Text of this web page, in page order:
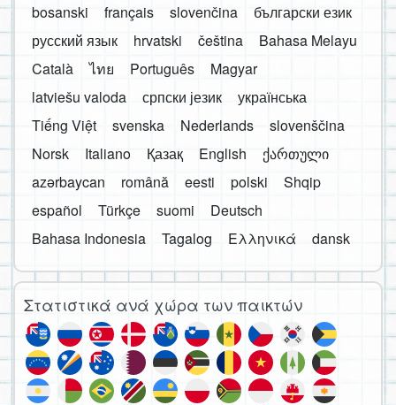
bosanski français slovenčina
български език
русский язык
hrvatski čeština
Bahasa Melayu
Català
ไทย Português
Magyar
latviešu valoda
српски језик
українська
Tiếng Việt
svenska Nederlands
slovenščina
Norsk
Italiano Қазақ English
ქართული
azərbaycan
română eesti polski
Shqip
español
Türkçe suomi
Deutsch
Bahasa Indonesia
Tagalog Ελληνικά dansk
Στατιστικά ανά χώρα των παικτών